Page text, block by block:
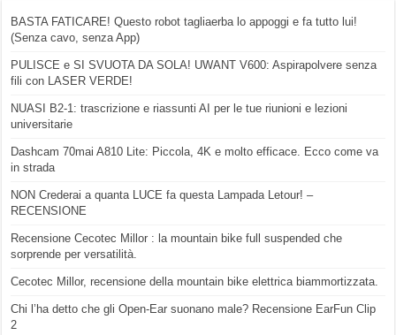
BASTA FATICARE! Questo robot tagliaerba lo appoggi e fa tutto lui!
(Senza cavo, senza App)
PULISCE e SI SVUOTA DA SOLA! UWANT V600: Aspirapolvere senza
fili con LASER VERDE!
NUASI B2-1: trascrizione e riassunti AI per le tue riunioni e lezioni
universitarie
Dashcam 70mai A810 Lite: Piccola, 4K e molto efficace. Ecco come va
in strada
NON Crederai a quanta LUCE fa questa Lampada Letour! –
RECENSIONE
Recensione Cecotec Millor : la mountain bike full suspended che
sorprende per versatilità.
Cecotec Millor, recensione della mountain bike elettrica biammortizzata.
Chi l’ha detto che gli Open-Ear suonano male? Recensione EarFun Clip
2